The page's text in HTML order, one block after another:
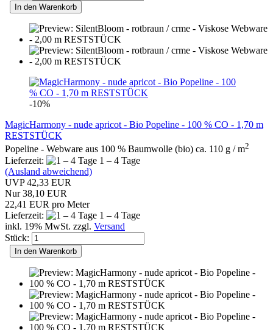
In den Warenkorb
-10%
MagicHarmony - nude apricot - Bio Popeline - 100 % CO - 1,70 m
RESTSTÜCK
Popeline - Webware aus 100 % Baumwolle (bio) ca. 110 g / m2
Lieferzeit:
1 – 4 Tage
(Ausland abweichend)
UVP 42,33 EUR
Nur 38,10 EUR
22,41 EUR pro Meter
Lieferzeit:
1 – 4 Tage
inkl. 19% MwSt. zzgl. Versand
Stück:
In den Warenkorb